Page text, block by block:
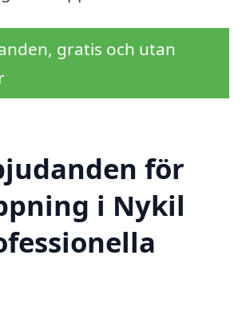
gratis och utan
för
i Nykil